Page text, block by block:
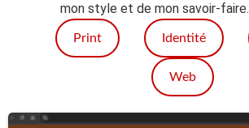
mon style et de mon savoir-faire.
Identité
Print
Web